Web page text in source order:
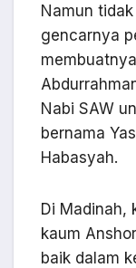
Namun
gencarnya
Nabi SAW
bernama
Habasyah.
Di Madinah,
kaum
baik dalam